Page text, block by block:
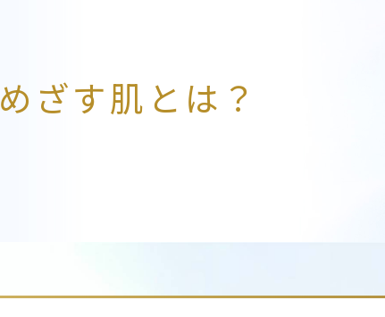
めざす肌とは？